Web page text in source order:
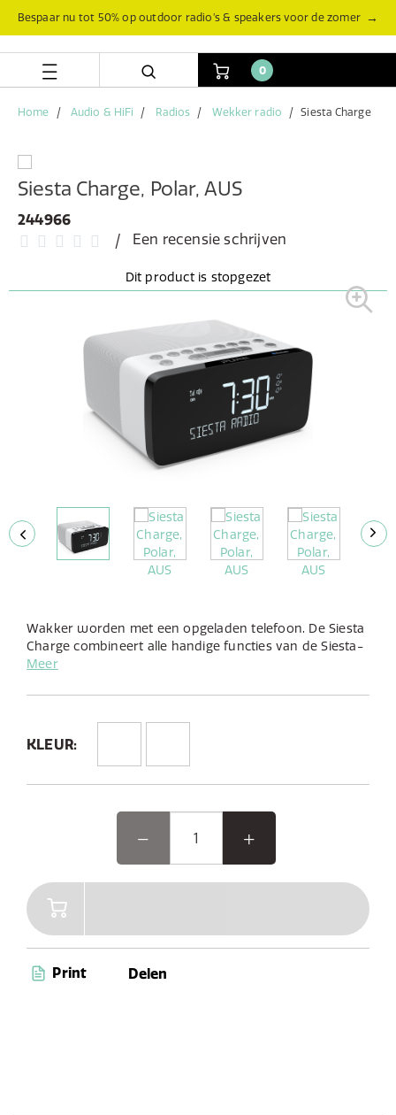
Bespaar nu tot 50% op outdoor radio’s & speakers voor de zomer →
0
Home Audio & HiFi Radios Wekker radio Siesta Charge
Siesta Charge, Polar, AUS
244966
Een recensie schrijven
Wakker worden met een opgeladen telefoon. De Siesta
Charge combineert alle handige functies van de Siesta-
reeks plus het extra gemak van een draadloos
stereogeluid en muziek streamen via Bluetooth, kunt u
elke app.
Meer
KLEUR:
Print Delen